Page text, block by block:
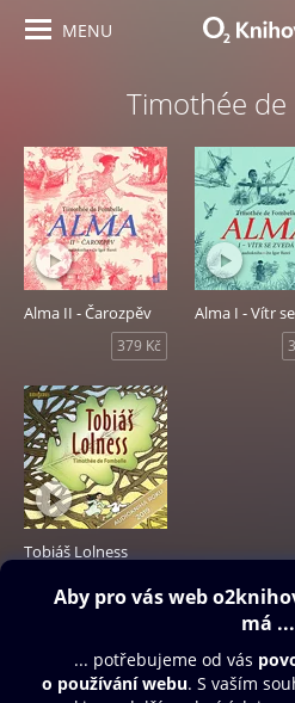
MENU
Timothée de
Alma II - Čarozpěv
379 Kč
Tobiáš Lolness
329 Kč
Obsah ke stažení